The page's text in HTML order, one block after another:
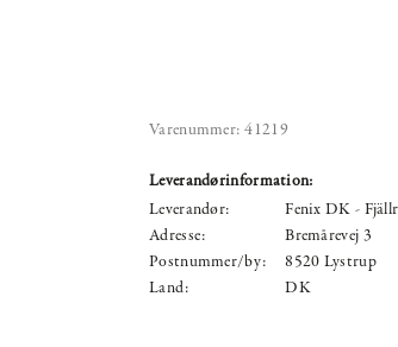
Varenummer: 41219
Leverandørinformation:
Leverandør:
Fenix DK -
Adresse:
Bremårevej 3
Postnummer/by:
8520 Lystrup
Land:
DK